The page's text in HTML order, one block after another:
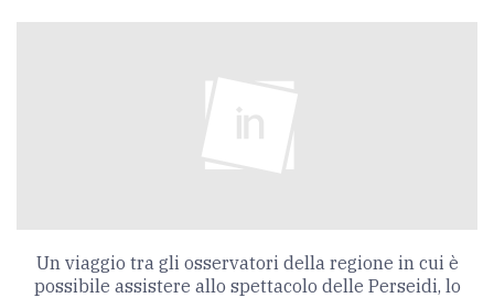
Un viaggio tra gli osservatori della regione in cui è
possibile assistere allo spettacolo delle Perseidi, lo